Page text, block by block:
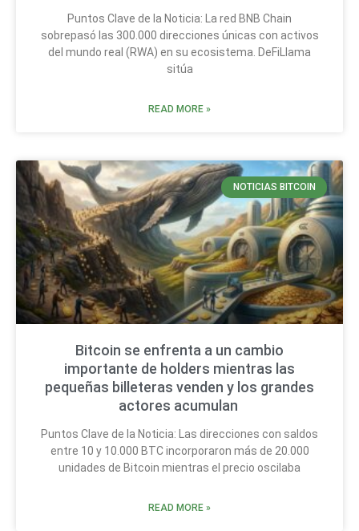
Puntos Clave de la Noticia: La red BNB Chain
sobrepasó las 300.000 direcciones únicas con activos
del mundo real (RWA) en su ecosistema. DeFiLlama
sitúa
READ MORE »
NOTICIAS BITCOIN
Bitcoin se enfrenta a un cambio
importante de holders mientras las
pequeñas billeteras venden y los grandes
actores acumulan
Puntos Clave de la Noticia: Las direcciones con saldos
entre 10 y 10.000 BTC incorporaron más de 20.000
unidades de Bitcoin mientras el precio oscilaba
READ MORE »